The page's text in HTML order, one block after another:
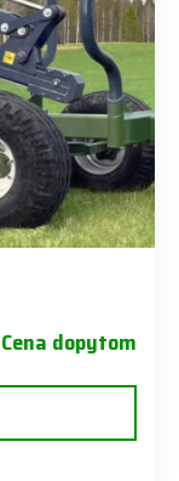
Cena dopytom